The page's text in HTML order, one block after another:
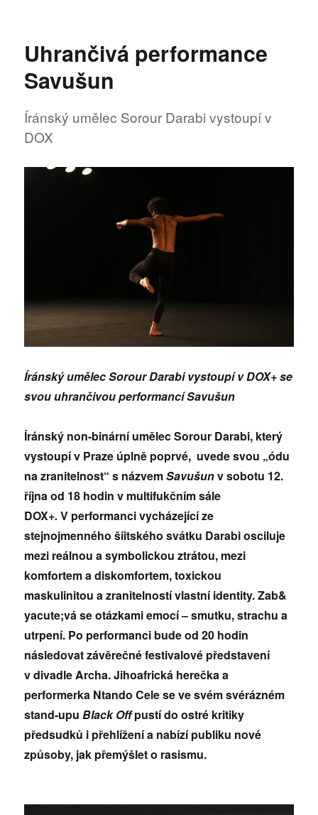
Pina
Esquizo
Uhrančivá performance
Savušun
Íránský umělec Sorour Darabi vystoupí v
DOX
Íránský umělec Sorour Darabi vystoupí v DOX+ se
svou uhrančivou performancí Savušun
Íránský non-binární umělecSorour Darabi, který
vystoupí v Praze úplně poprvé, uvede svou „ódu
na zranitelnost“ s názvemSavušunv sobotu 12.
října od 18 hodin v multifukčním sále
DOX+.V performanci vycházející ze
stejnojmenného šíitského svátku Darabi osciluje
mezi reálnou a symbolickou ztrátou, mezi
komfortem a diskomfortem, toxickou
maskulinitou a zranitelností vlastní identity. Zab&
yacute;vá se otázkami emocí – smutku, strachu a
utrpení. Po performanci bude od 20 hodin
následovat závěrečné festivalové představení
v divadle Archa. Jihoafrická herečka a
performerka Ntando Cele se ve svém svérázném
stand-upuBlack Offpustí do ostré kritiky
předsudků i přehlížení a nabízí publiku nové
způsoby, jak přemýšlet o rasismu.